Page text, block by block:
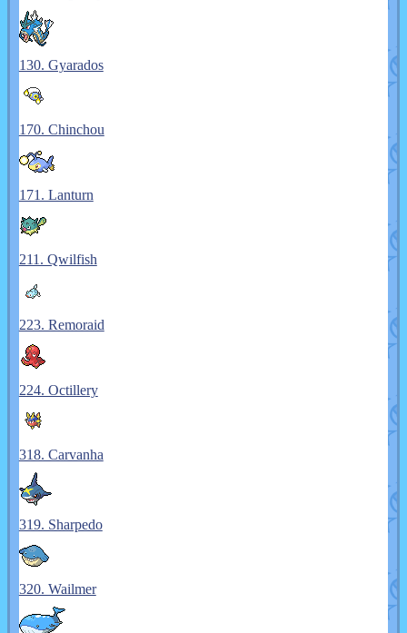
130. Gyarados
170. Chinchou
171. Lanturn
211. Qwilfish
223. Remoraid
224. Octillery
318. Carvanha
319. Sharpedo
320. Wailmer